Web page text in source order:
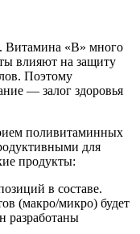
Витамина «В» много
влияют на защиту
Поэтому
— залог здоровья
поливитаминных
для
продукты:
в составе.
(макро/микро) будет